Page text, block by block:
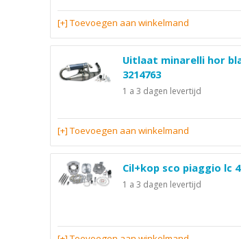
[+] Toevoegen aan winkelmand
Uitlaat minarelli hor
3214763
1 a 3 dagen levertijd
[+] Toevoegen aan winkelmand
Cil+kop sco piaggio lc
1 a 3 dagen levertijd